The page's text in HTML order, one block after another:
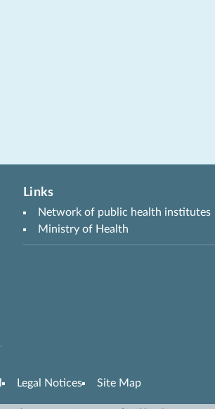
Links
Network of public health institutes
Ministry of Health
Legal Notices Site Map